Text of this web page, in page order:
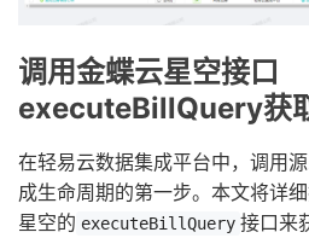
调用金蝶云星空接口
executeBillQuery获
在轻易云数据集成平台中，调用
成生命周期的第一步。本文将详
星空的 executeBillQuery 接口来